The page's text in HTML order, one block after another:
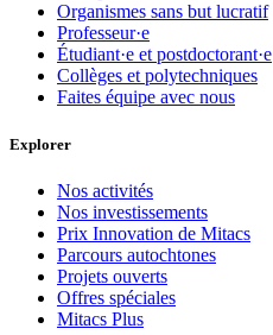
Organismes sans but lucratif
Professeur·e
Étudiant·e et postdoctorant·e
Collèges et polytechniques
Faites équipe avec nous
Explorer
Nos activités
Nos investissements
Prix Innovation de Mitacs
Parcours autochtones
Projets ouverts
Offres spéciales
Mitacs Plus